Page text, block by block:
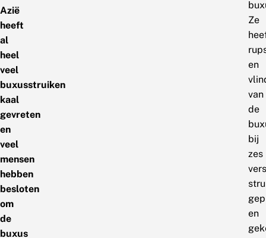
Azië
heeft
al
heel
veel
buxusstruiken
kaal
gevreten
en
veel
mensen
hebben
besloten
om
de
buxus
Ze
en
van
de
bij
zes
en